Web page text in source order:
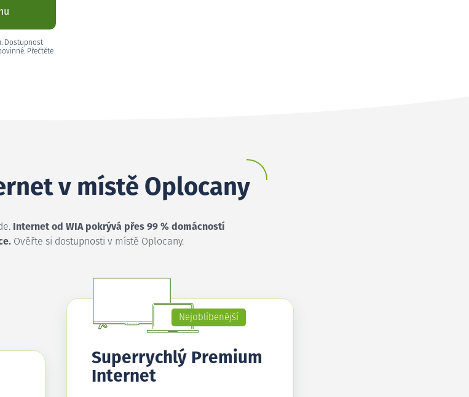
Dostupnost
Přečtěte
v místě Oplocany
Internet od WIA pokrývá přes 99 % domácností
Ověřte si dostupnosti v místě Oplocany.
Nejoblíbenější
Superrychlý Premium
Internet